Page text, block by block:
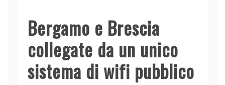
Bergamo e Brescia
collegate da un unico
sistema di wifi pubblico